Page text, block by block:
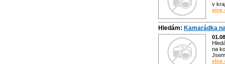
v
více
Hledám: Kamarádka
na
více